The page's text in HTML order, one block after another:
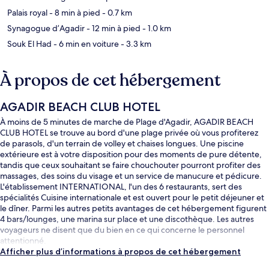
Palais royal- 8 min à pied - 0.7 km
Synagogue d’Agadir- 12 min à pied - 1.0 km
Souk El Had - 6 min en voiture- 3.3 km
À propos de cet hébergement
AGADIR BEACH CLUB HOTEL
À moins de 5 minutes de marche de Plage d'Agadir, AGADIR BEACH
CLUB HOTEL se trouve au bord d'une plage privée où vous profiterez
de parasols, d'un terrain de volley et chaises longues. Une piscine
extérieure est à votre disposition pour des moments de pure détente,
tandis que ceux souhaitant se faire chouchouter pourront profiter des
massages, des soins du visage et un service de manucure et pédicure.
L'établissement INTERNATIONAL, l'un des 6 restaurants, sert des
spécialités Cuisine internationale et est ouvert pour le petit déjeuner et
le dîner. Parmi les autres petits avantages de cet hébergement figurent
4 bars/lounges, une marina sur place et une discothèque. Les autres
voyageurs ne disent que du bien en ce qui concerne le personnel
attentionné.
Afficher plus d’informations à propos de cet hébergement